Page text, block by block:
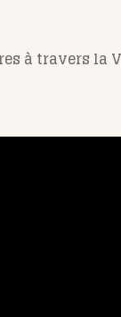
à travers la